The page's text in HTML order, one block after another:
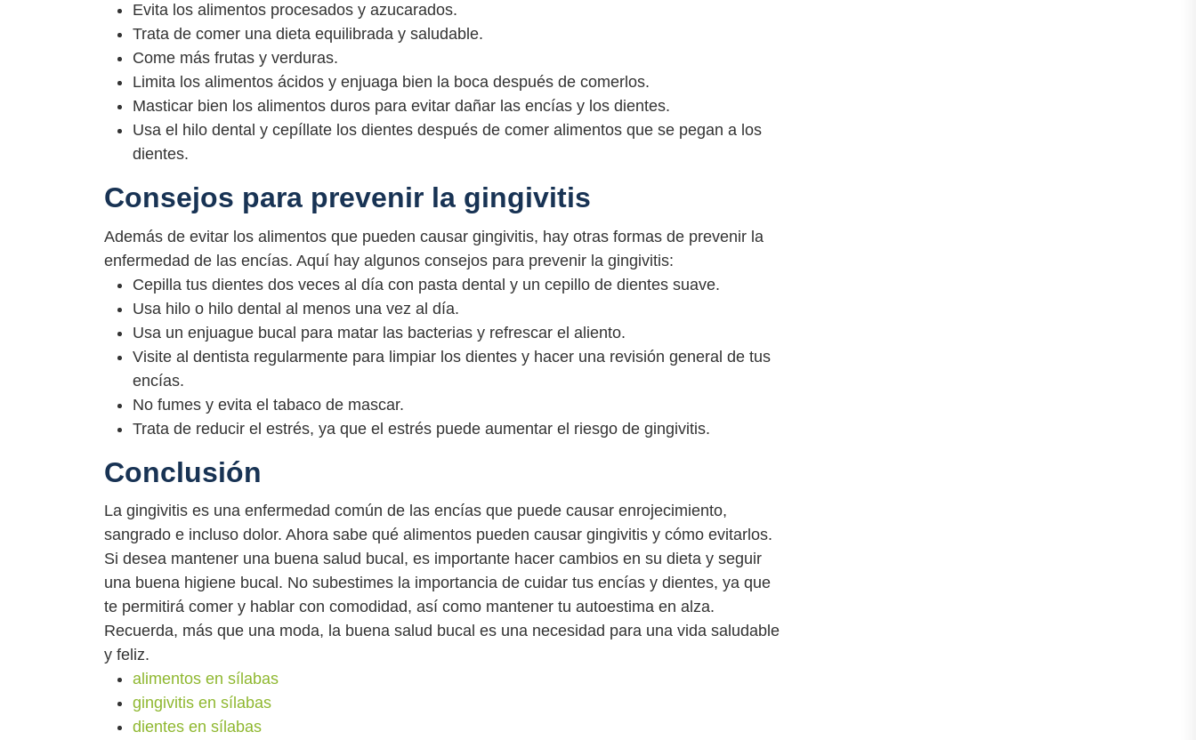
Evita los alimentos procesados y azucarados.
Trata de comer una dieta equilibrada y saludable.
Come más frutas y verduras.
Limita los alimentos ácidos y enjuaga bien la boca después de comerlos.
Masticar bien los alimentos duros para evitar dañar las encías y los dientes.
Usa el hilo dental y cepíllate los dientes después de comer alimentos que se pegan a los
dientes.
Consejos para prevenir la gingivitis
Además de evitar los alimentos que pueden causar gingivitis, hay otras formas de prevenir la
enfermedad de las encías. Aquí hay algunos consejos para prevenir la gingivitis:
Cepilla tus dientes dos veces al día con pasta dental y un cepillo de dientes suave.
Usa hilo o hilo dental al menos una vez al día.
Usa un enjuague bucal para matar las bacterias y refrescar el aliento.
Visite al dentista regularmente para limpiar los dientes y hacer una revisión general de tus
encías.
No fumes y evita el tabaco de mascar.
Trata de reducir el estrés, ya que el estrés puede aumentar el riesgo de gingivitis.
Conclusión
La gingivitis es una enfermedad común de las encías que puede causar enrojecimiento,
sangrado e incluso dolor. Ahora sabe qué alimentos pueden causar gingivitis y cómo evitarlos.
Si desea mantener una buena salud bucal, es importante hacer cambios en su dieta y seguir
una buena higiene bucal. No subestimes la importancia de cuidar tus encías y dientes, ya que
te permitirá comer y hablar con comodidad, así como mantener tu autoestima en alza.
Recuerda, más que una moda, la buena salud bucal es una necesidad para una vida saludable
y feliz.
alimentos en sílabas
gingivitis en sílabas
dientes en sílabas